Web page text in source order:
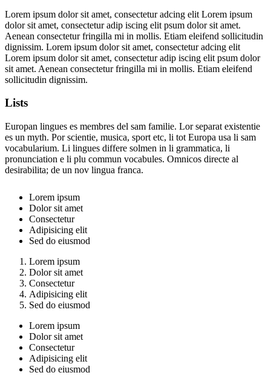
Lorem ipsum dolor sit amet, consectetur adcing elit Lorem ipsum
dolor sit amet, consectetur adip iscing elit psum dolor sit amet.
Aenean consectetur fringilla mi in mollis. Etiam eleifend sollicitudin
dignissim. Lorem ipsum dolor sit amet, consectetur adcing elit
Lorem ipsum dolor sit amet, consectetur adip iscing elit psum dolor
sit amet. Aenean consectetur fringilla mi in mollis. Etiam eleifend
sollicitudin dignissim.
Lists
Europan lingues es membres del sam familie. Lor separat existentie
es un myth. Por scientie, musica, sport etc, li tot Europa usa li sam
vocabularium. Li lingues differe solmen in li grammatica, li
pronunciation e li plu commun vocabules. Omnicos directe al
desirabilita; de un nov lingua franca.
Lorem ipsum
Dolor sit amet
Consectetur
Adipisicing elit
Sed do eiusmod
Lorem ipsum
Dolor sit amet
Consectetur
Adipisicing elit
Sed do eiusmod
Lorem ipsum
Dolor sit amet
Consectetur
Adipisicing elit
Sed do eiusmod